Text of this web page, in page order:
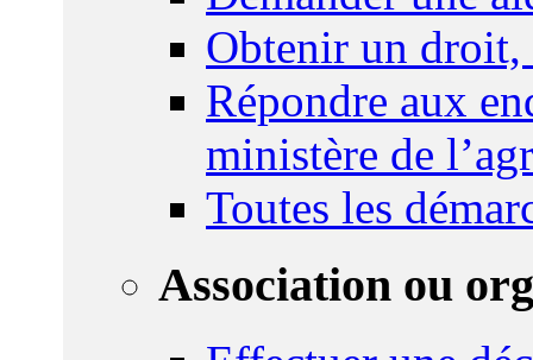
Obtenir un droit,
Répondre aux
ministère de
Toutes les
Association ou